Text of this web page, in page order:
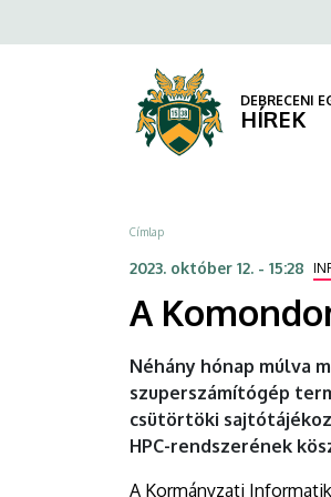
Komondor
Sportuszodát
DEBRECENI
EGYETEM
a
DEBRECENI
HÍREK
Morzsa
Címlap
2023. október 12. - 15:28
A
Néhány hónap múlva
szuperszámítógép
csütörtöki
HPC-rendszerének
A Kormányzati